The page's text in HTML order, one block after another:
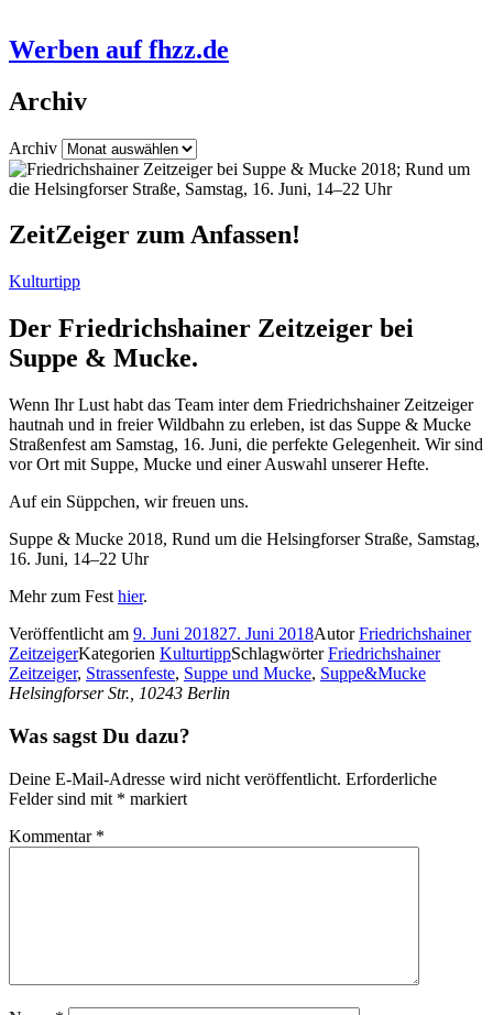
Werben auf fhzz.de
Archiv
Archiv
ZeitZeiger zum Anfassen!
Kulturtipp
Der Friedrichshainer Zeitzeiger bei
Suppe & Mucke.
Wenn Ihr Lust habt das Team inter dem Friedrichshainer Zeitzeiger
hautnah und in freier Wildbahn zu erleben, ist das Suppe & Mucke
Straßenfest am Samstag, 16. Juni, die perfekte Gelegenheit. Wir sind
vor Ort mit Suppe, Mucke und einer Auswahl unserer Hefte.
Auf ein Süppchen, wir freuen uns.
Suppe & Mucke 2018, Rund um die Helsingforser Straße, Samstag,
16. Juni, 14–22 Uhr
Mehr zum Fest hier.
Veröffentlicht am 9. Juni 201827. Juni 2018AutorFriedrichshainer
ZeitzeigerKategorien KulturtippSchlagwörterFriedrichshainer
Zeitzeiger, Strassenfeste, Suppe und Mucke, Suppe&Mucke
Helsingforser Str., 10243 Berlin
Was sagst Du dazu?
Deine E-Mail-Adresse wird nicht veröffentlicht. Erforderliche
Felder sind mit * markiert
Kommentar *